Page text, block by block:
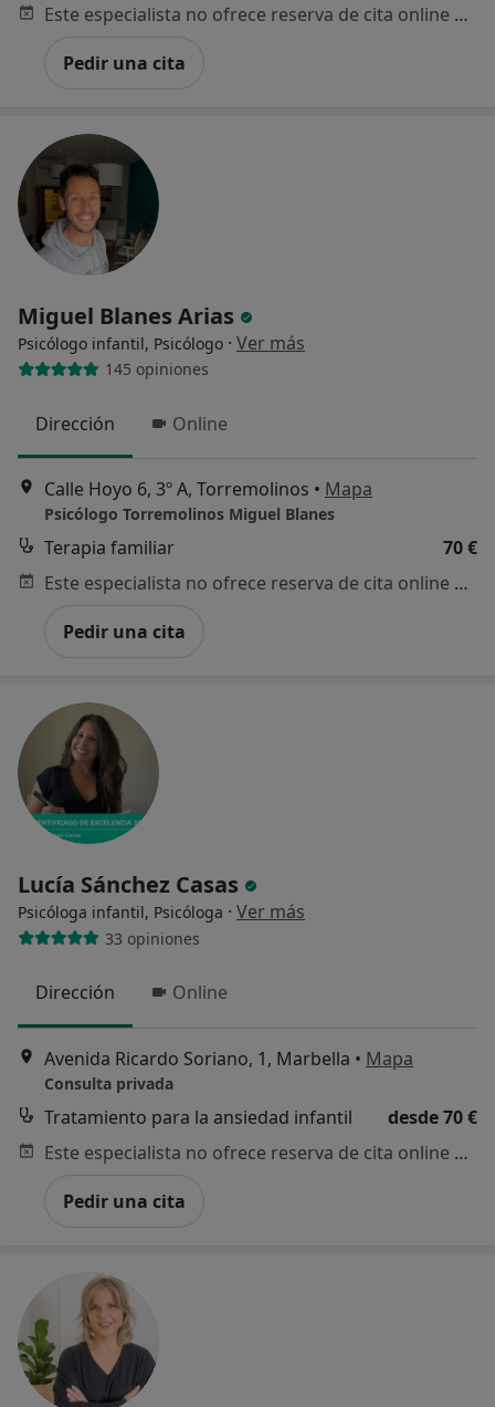
Este especialista no ofrece reserva de cita online en esta dirección.
Pedir una cita
Miguel Blanes Arias
Psicólogo infantil, Psicólogo · Ver más
145 opiniones
Dirección Online
Calle Hoyo 6, 3º A, Torremolinos • Mapa
Psicólogo Torremolinos Miguel Blanes
Terapia familiar
70 €
Este especialista no ofrece reserva de cita online en esta dirección.
Pedir una cita
Lucía Sánchez Casas
Psicóloga infantil, Psicóloga · Ver más
33 opiniones
Dirección Online
Avenida Ricardo Soriano, 1, Marbella • Mapa
Consulta privada
Tratamiento para la ansiedad infantil
desde 70 €
Este especialista no ofrece reserva de cita online en esta dirección.
Pedir una cita